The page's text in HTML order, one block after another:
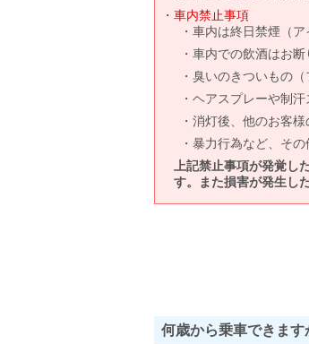
車内禁止事項
車内は終日禁煙（ア
車内での飲酒はお断
臭いのきついもの（
ヘアスプレーや制汗
消灯後、他のお客
暴力行為など、その
上記禁止事項が発覚
す。また損害が発生し
何歳から乗車できま